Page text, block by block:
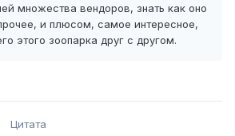
множества вендоров, знать как оно
и плюсом, самое интересное,
этого зоопарка друг с другом.
Цитата